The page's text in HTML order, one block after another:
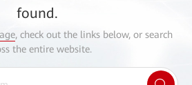
found.
, check out the links below, or search
the entire website.